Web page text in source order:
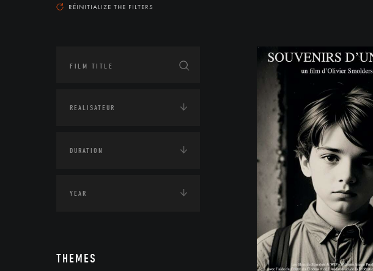
RÉINITIALIZE THE FILTERS
THEMES